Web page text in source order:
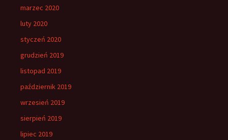
marzec 2020
luty 2020
styczeń 2020
grudzień 2019
listopad 2019
październik 2019
wrzesień 2019
sierpień 2019
lipiec 2019